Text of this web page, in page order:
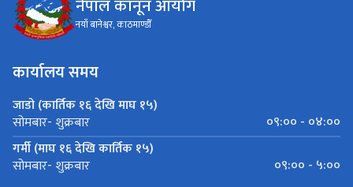
नेपाल कानून आयोग
नयाँ बानेश्वर, काठमाण्डौँ
कार्यालय समय
जाडो (कार्तिक १६ देखि माघ १५)
सोमबार- शुक्रबार
०९:०० - ०४:००
गर्मी (माघ १६ देखि कार्तिक १५)
सोमबार- शुक्रबार ०९:०० - ५:००